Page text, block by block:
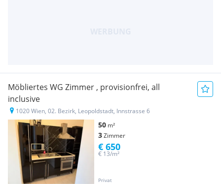
Möbliertes WG Zimmer , provisionfrei, all
inclusive
1020 Wien, 02. Bezirk, Leopoldstadt, Innstrasse 6
50 m²
3Zimmer
Privat
€ 13/m²
€ 650